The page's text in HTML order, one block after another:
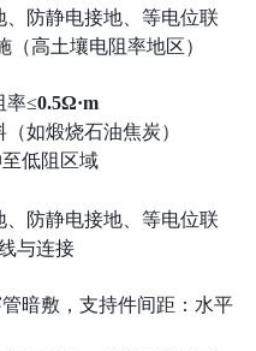
防静电接地、等电位联
高土壤电阻率地区）
率≤0.5Ω·m
如煅烧石油焦炭）
低阻区域
防静电接地、等电位联
与连接
暗敷，支持件间距：水平